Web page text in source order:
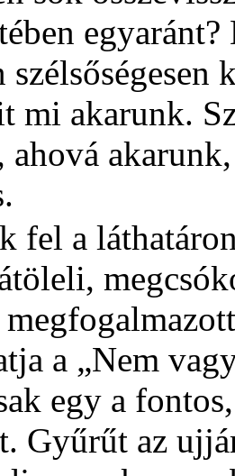
mi akarunk.
ahová
fel a
a „Nem
egy a
Gyűrűt az